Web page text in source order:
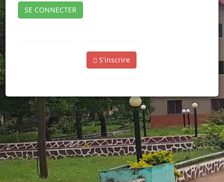
SE CONNECTER
S'inscrire